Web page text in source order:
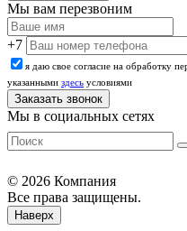
Мы вам перезвоним
+7
я даю свое согласие на обработку
указанными здесь условиями
Мы в социальных сетях
© 2026 Компания
Все права защищены.
Наверх